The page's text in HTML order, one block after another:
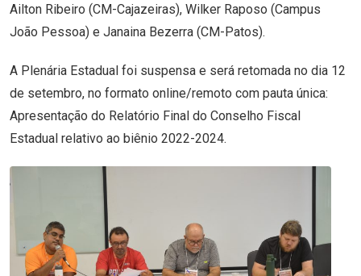
Ailton Ribeiro (CM-Cajazeiras), Wilker Raposo (Campus
João Pessoa) e Janaina Bezerra (CM-Patos).
A Plenária Estadual foi suspensa e será retomada no dia 12
de setembro, no formato online/remoto com pauta única:
Apresentação do Relatório Final do Conselho Fiscal
Estadual relativo ao biênio 2022-2024.